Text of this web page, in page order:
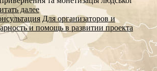
далее
Для организаторов и
и помощь в развитии проекта